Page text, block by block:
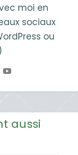
moi en
sociaux
ou
aussi